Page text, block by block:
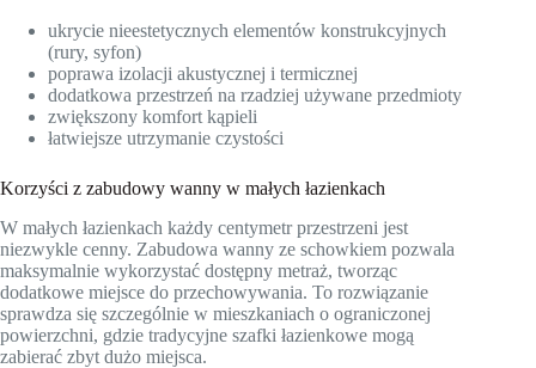
ukrycie nieestetycznych elementów konstrukcyjnych
(rury, syfon)
poprawa izolacji akustycznej i termicznej
dodatkowa przestrzeń na rzadziej używane przedmioty
zwiększony komfort kąpieli
łatwiejsze utrzymanie czystości
Korzyści z zabudowy wanny w małych łazienkach
W małych łazienkach każdy centymetr przestrzeni jest
niezwykle cenny. Zabudowa wanny ze schowkiem pozwala
maksymalnie wykorzystać dostępny metraż, tworząc
dodatkowe miejsce do przechowywania. To rozwiązanie
sprawdza się szczególnie w mieszkaniach o ograniczonej
powierzchni, gdzie tradycyjne szafki łazienkowe mogą
zabierać zbyt dużo miejsca.